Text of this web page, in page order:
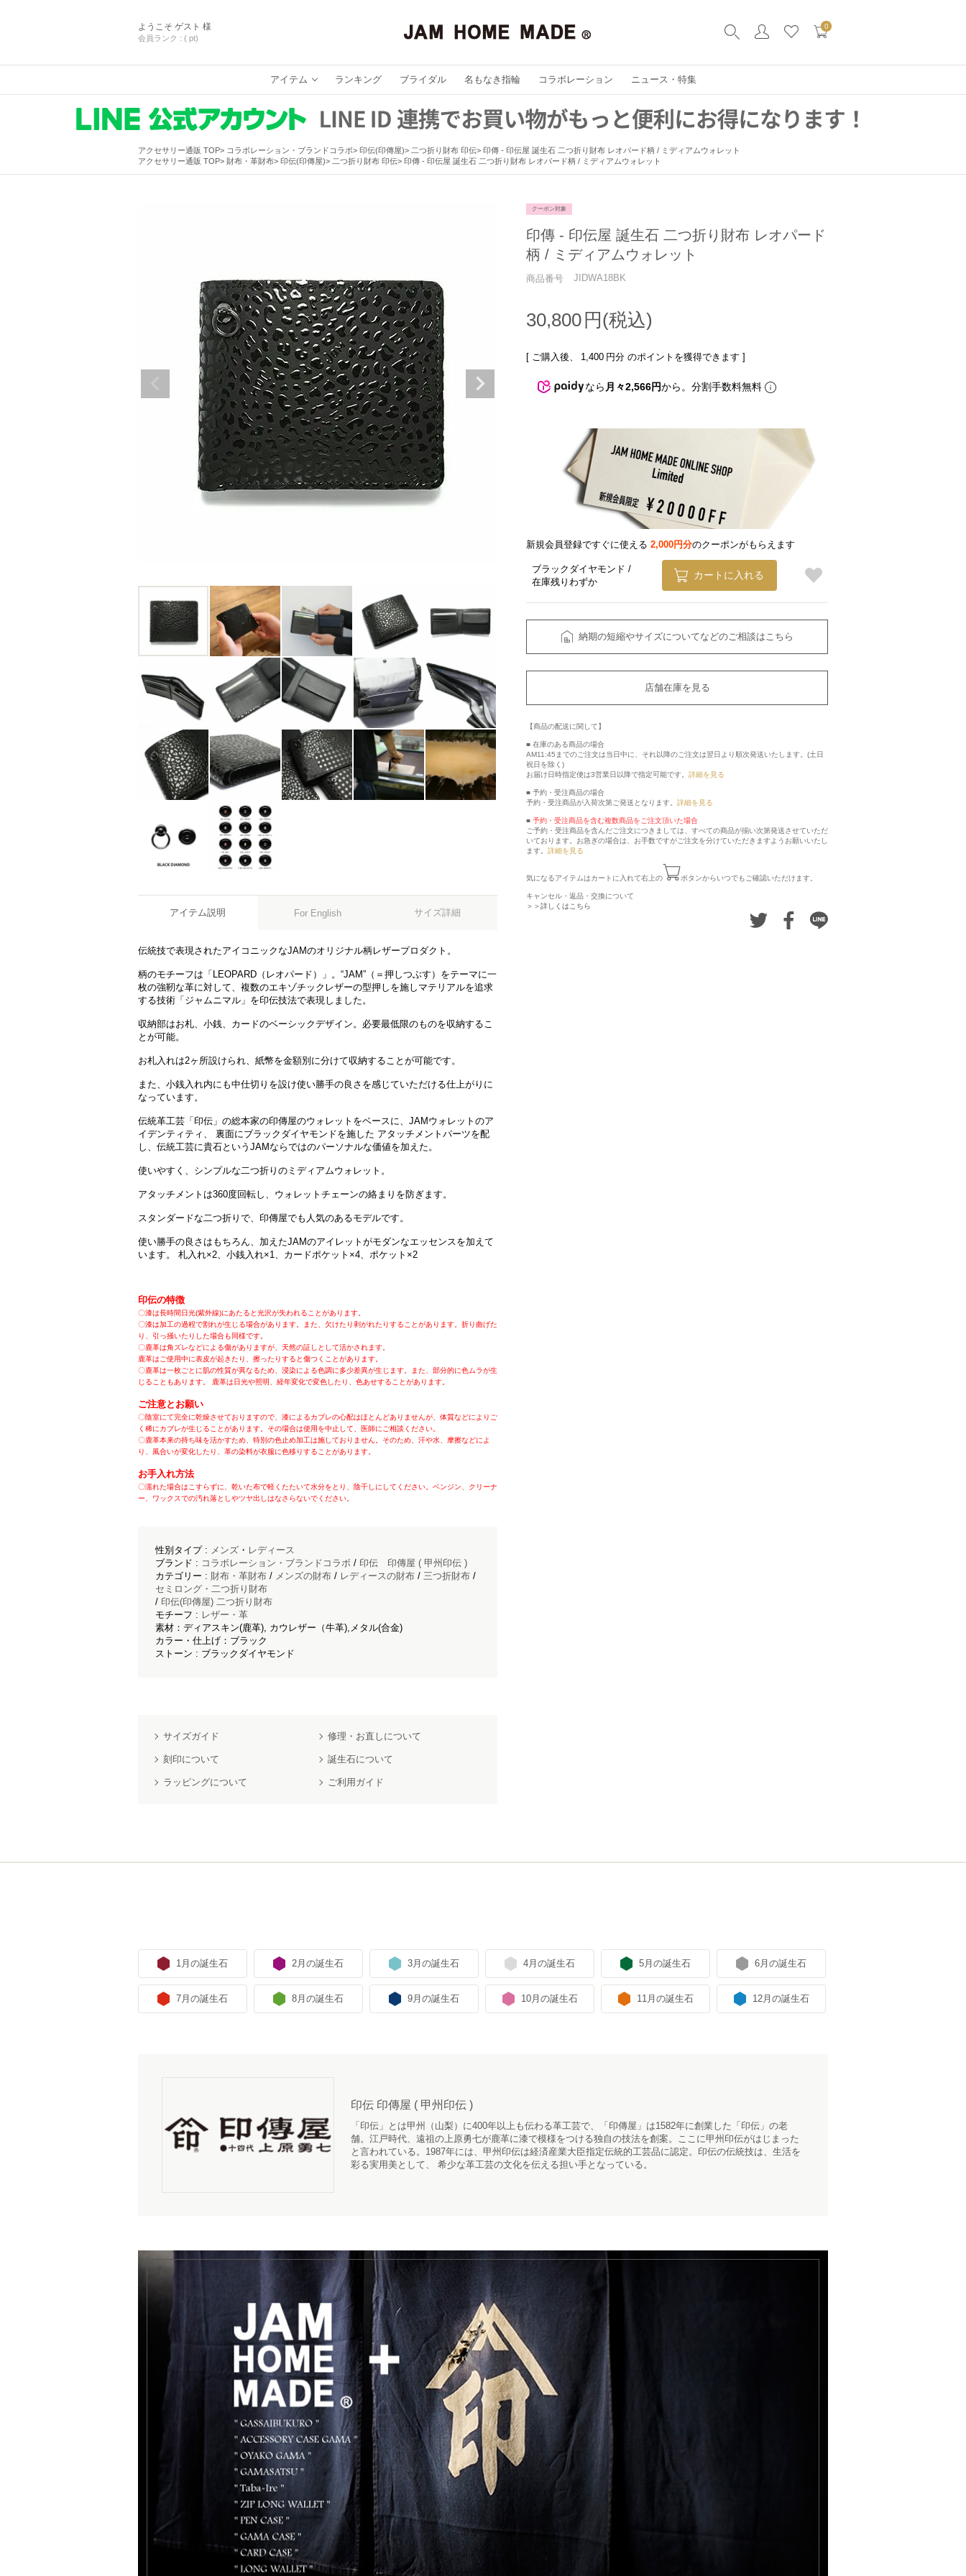
ようこそ ゲスト 様
会員ランク : ( pt)
0
アイテム ランキング ブライダル 名もなき指輪 コラボレーション ニュース・特集
アクセサリー通販 TOP コラボレーション・ブランドコラボ 印伝(印傳屋) 二つ折り財布 印伝
印傳 - 印伝屋 誕生石 二つ折り財布 レオパード柄 / ミディアムウォレット
アクセサリー通販 TOP
財布・革財布 印伝(印傳屋) 二つ折り財布 印伝 印傳 - 印伝屋 誕生石 二つ折り財布 レオパード柄 / ミディアムウォレット
アイテム説明 For English サイズ詳細
伝統技で表現されたアイコニックなJAMのオリジナル柄レザープロダクト。
柄のモチーフは「LEOPARD（レオパード）」。“JAM”（＝押しつぶす）をテーマに一
枚の強靭な革に対して、複数のエキゾチックレザーの型押しを施しマテリアルを追求
する技術「ジャムニマル」を印伝技法で表現しました。
収納部はお札、小銭、カードのベーシックデザイン。必要最低限のものを収納するこ
とが可能。
お札入れは2ヶ所設けられ、紙幣を金額別に分けて収納することが可能です。
また、小銭入れ内にも中仕切りを設け使い勝手の良さを感じていただける仕上がりに
なっています。
伝統革工芸「印伝」の総本家の印傳屋のウォレットをベースに、JAMウォレットのア
イデンティティ、 裏面にブラックダイヤモンドを施した アタッチメントパーツを配
し、伝統工芸に貴石というJAMならではのパーソナルな価値を加えた。
使いやすく、シンプルな二つ折りのミディアムウォレット。
アタッチメントは360度回転し、ウォレットチェーンの絡まりを防ぎます。
スタンダードな二つ折りで、印傳屋でも人気のあるモデルです。
使い勝手の良さはもちろん、加えたJAMのアイレットがモダンなエッセンスを加えて
います。 札入れ×2、小銭入れ×1、カードポケット×4、ポケット×2
印伝の特徴
〇漆は長時間日光(紫外線)にあたると光沢が失われることがあります。
〇漆は加工の過程で割れが生じる場合があります。また、欠けたり剥がれたりすることがあります。折り曲げた
り、引っ掻いたりした場合も同様です。
〇鹿革は角ズレなどによる傷がありますが、天然の証しとして活かされます。
鹿革はご使用中に表皮が起きたり、擦ったりすると傷つくことがあります。
〇鹿革は一枚ごとに肌の性質が異なるため、浸染による色調に多少差異が生じます。また、部分的に色ムラが生
じることもあります。 鹿革は日光や照明、経年変化で変色したり、色あせすることがあります。
ご注意とお願い
〇陰室にて完全に乾燥させておりますので、漆によるカブレの心配はほとんどありませんが、体質などによりご
く稀にカブレが生じることがあります。その場合は使用を中止して、医師にご相談ください。
〇鹿革本来の持ち味を活かすため、特別の色止め加工は施しておりません。そのため、汗や水、摩擦などによ
り、風合いが変化したり、革の染料が衣服に色移りすることがあります。
お手入れ方法
〇濡れた場合はこすらずに、乾いた布で軽くたたいて水分をとり、陰干しにしてください。ベンジン、クリーナ
ー、ワックスでの汚れ落としやツヤ出しはなさらないでください。
性別タイプ : メンズ ・ レディース
ブランド : コラボレーション・ブランドコラボ / 印伝 印傳屋 ( 甲州印伝 )
カテゴリー : 財布・革財布 / メンズの財布 / レディースの財布 / 三つ折財布 /
セミロング・二つ折り財布
/ 印伝(印傳屋) 二つ折り財布
モチーフ : レザー・革
素材：ディアスキン(鹿革), カウレザー（牛革),メタル(合金)
カラー・仕上げ：ブラック
ストーン : ブラックダイヤモンド
サイズガイド 修理・お直しについて
刻印について 誕生石について
ラッピングについて ご利用ガイド
クーポン対象
印傳 - 印伝屋 誕生石 二つ折り財布 レオパード
柄 / ミディアムウォレット
商品番号 JIDWA18BK
30,800
[ ご購入後、 1,400 円分 のポイントを獲得できます ]
なら 月々2,566円から。分割手数料無料
新規会員登録ですぐに使える 2,000円分のクーポンがもらえます
ブラックダイヤモンド
在庫残りわずか
カートに入れる
納期の短縮やサイズについてなどのご相談はこちら
店舗在庫を見る
【商品の配送に関して】
■ 在庫のある商品の場合
AM11:45までのご注文は当日中に、それ以降のご注文は翌日より順次発送いたします。(土日
祝日を除く)
お届け日時指定便は3営業日以降で指定可能です。 詳細を見る
■ 予約・受注商品の場合
予約・受注商品が入荷次第ご発送となります。 詳細を見る
■ 予約・受注商品を含む複数商品をご注文頂いた場合
ご予約・受注商品を含んだご注文につきましては、すべての商品が揃い次第発送させていただ
いております。お急ぎの場合は、お手数ですがご注文を分けていただきますようお願いいたし
ます。 詳細を見る
気になるアイテムはカートに入れて右上の ボタンからいつでもご確認いただけます。
キャンセル・返品・交換について
＞＞詳しくはこちら
1月の誕生石 2月の誕生石 3月の誕生石 4月の誕生石 5月の誕生石 6月の誕生石
7月の誕生石 8月の誕生石 9月の誕生石 10月の誕生石 11月の誕生石 12月の誕生石
印伝 印傳屋 ( 甲州印伝 )
「印伝」とは甲州（山梨）に400年以上も伝わる革工芸で、「 印傳屋 」は1582年に創業した「 印伝」の老
舗。江戸時代、遠祖の上原勇七が鹿革に漆で模様をつける独自の技法を創案。ここに甲州印伝がはじまった
と言われている。1987年には、甲州印伝は経済産業大臣指定伝統的工芸品に認定。印伝の伝統技は、生活を
彩る実用美として、 希少な革工芸の文化を伝える担い手となっている。